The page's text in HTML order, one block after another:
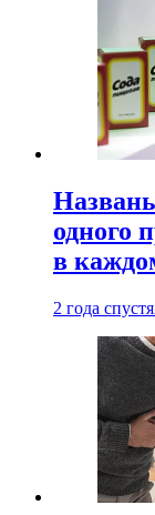
одного
в
2 года спустя